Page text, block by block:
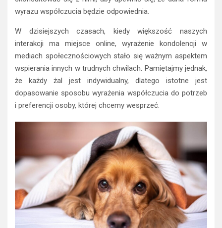
wyrazu współczucia będzie odpowiednia.
W dzisiejszych czasach, kiedy większość naszych
interakcji ma miejsce online, wyrażenie kondolencji w
mediach społecznościowych stało się ważnym aspektem
wspierania innych w trudnych chwilach. Pamiętajmy jednak,
że każdy żal jest indywidualny, dlatego istotne jest
dopasowanie sposobu wyrażenia współczucia do potrzeb
i preferencji osoby, której chcemy wesprzeć.